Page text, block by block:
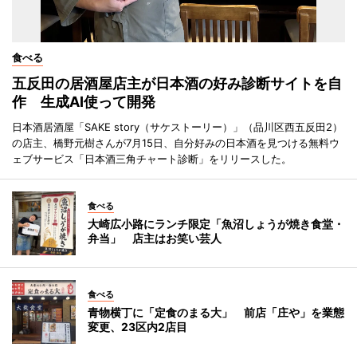
食べる
五反田の居酒屋店主が日本酒の好み診断サイトを自
作 生成AI使って開発
日本酒居酒屋「SAKE story（サケストーリー）」（品川区西五反田2）
の店主、橋野元樹さんが7月15日、自分好みの日本酒を見つける無料ウ
ェブサービス「日本酒三角チャート診断」をリリースした。
食べる
大崎広小路にランチ限定「魚沼しょうが焼き食堂・
弁当」 店主はお笑い芸人
食べる
青物横丁に「定食のまる大」 前店「庄や」を業態
変更、23区内2店目